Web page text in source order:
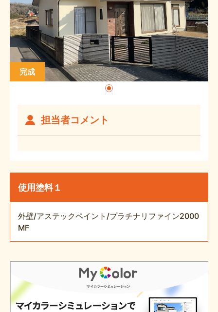
完成
担当者コメント
使用塗料１
外壁/アステックペイント/プラチナリファイン2000
MF